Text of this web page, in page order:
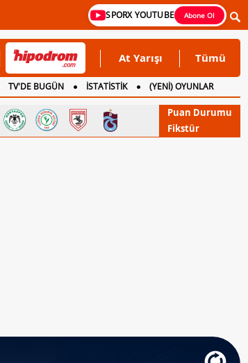
SPORX YOUTUBE Abone Ol
At Yarışı Tümü
TV'DE BUGÜN İSTATİSTİK
(YENİ) OYUNLAR
Puan Durumu
Fikstür